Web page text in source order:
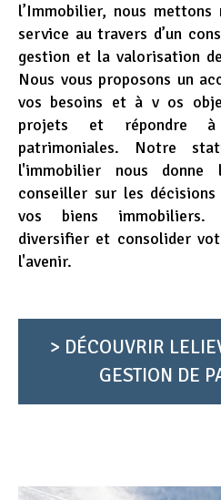
l’Immobilier, nous
service au travers d’un
gestion et la valorisation
Nous vous proposons un
vos besoins et à v os
projets et répondre à
patrimoniales. Notre
l'immobilier nous
conseiller sur les
vos biens immobiliers.
diversifier et consolider
l'avenir.
> DÉCOUVRIR
GESTION DE